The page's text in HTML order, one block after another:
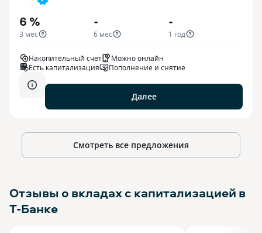
6 %
3 мес
-
6 мес
-
1 год
Накопительный счет
Можно онлайн
Есть капитализация
Пополнение и снятие
Далее
Смотреть все предложения
Отзывы о вкладах с капитализацией в
Т-Банке